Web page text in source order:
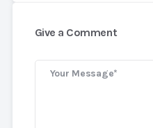
Give a Comment